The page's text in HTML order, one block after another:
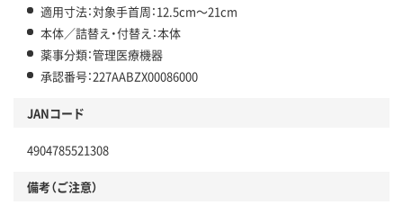
適用寸法：対象手首周：12.5cm～21cm
本体／詰替え・付替え：本体
薬事分類：管理医療機器
承認番号：227AABZX00086000
JANコード
4904785521308
備考（ご注意）